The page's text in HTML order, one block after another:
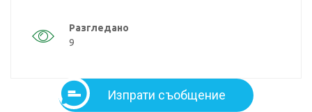
Разгледано
9
Изпрати съобщение